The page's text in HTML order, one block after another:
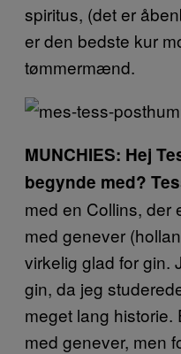
spiritus, (det er
er den bedste kur
tømmermænd.
MUNCHIES: Hej
begynde med?
med en Collins, der
med genever
virkelig glad for gin.
gin, da jeg
meget lang
med genever, men